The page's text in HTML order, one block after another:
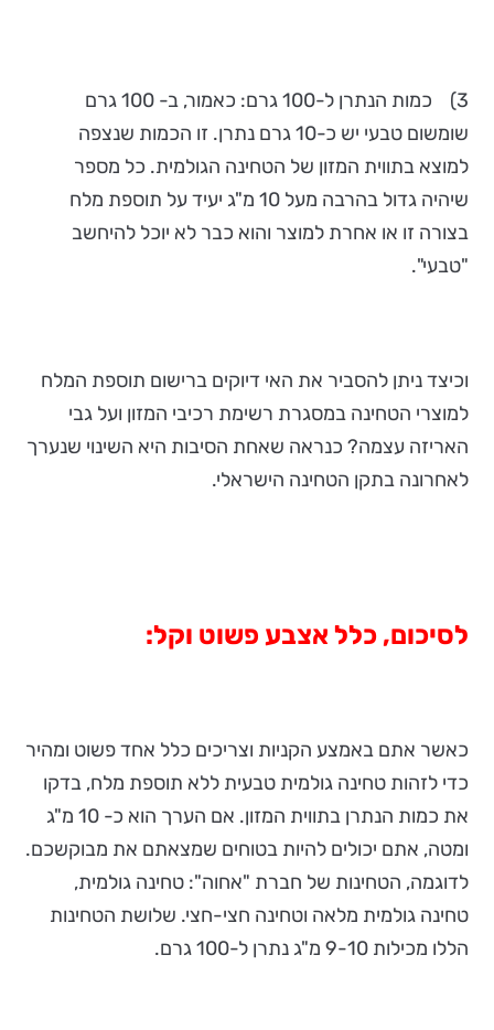
3) כמות הנתרן ל-100 גרם: כאמור, ב- 100 גרם
שומשום טבעי יש כ-10 גרם נתרן. זו הכמות שנצפה
למוצא בתווית המזון של הטחינה הגולמית. כל מספר
שיהיה גדול בהרבה מעל 10 מ"ג יעיד על תוספת מלח
בצורה זו או אחרת למוצר והוא כבר לא יוכל להיחשב
"טבעי".
וכיצד ניתן להסביר את האי דיוקים ברישום תוספת המלח
למוצרי הטחינה במסגרת רשימת רכיבי המזון ועל גבי
האריזה עצמה? כנראה שאחת הסיבות היא השינוי שנערך
לאחרונה בתקן הטחינה הישראלי.
לסיכום, כלל אצבע פשוט וקל:
כאשר אתם באמצע הקניות וצריכים כלל אחד פשוט ומהיר
כדי לזהות טחינה גולמית טבעית ללא תוספת מלח, בדקו
את כמות הנתרן בתווית המזון. אם הערך הוא כ- 10 מ"ג
ומטה, אתם יכולים להיות בטוחים שמצאתם את מבוקשכם.
לדוגמה, הטחינות של חברת "אחוה": טחינה גולמית,
טחינה גולמית מלאה וטחינה חצי-חצי. שלושת הטחינות
הללו מכילות 9-10 מ"ג נתרן ל-100 גרם.